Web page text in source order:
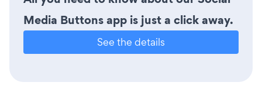
Media Buttons app is just a click away.
See the details